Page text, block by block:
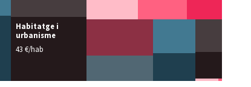
Habitatge i
urbanisme
43 €/hab